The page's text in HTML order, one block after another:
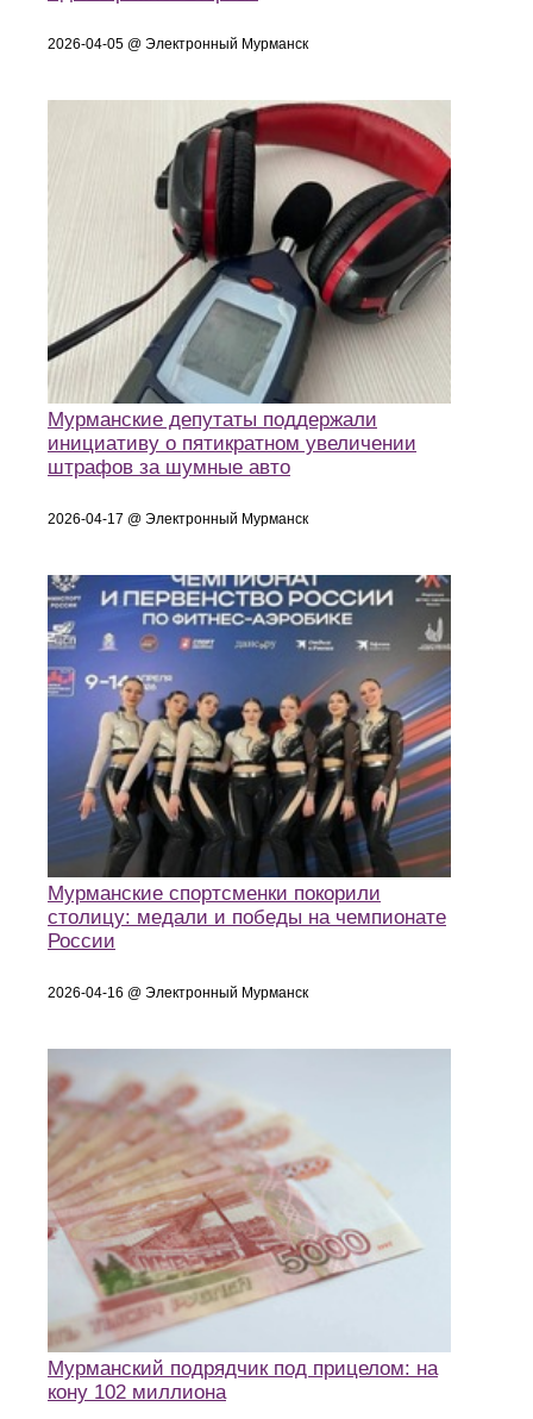
2026-04-05 @ Электронный Мурманск
Мурманские депутаты поддержали
инициативу о пятикратном увеличении
штрафов за шумные авто
2026-04-17 @ Электронный Мурманск
Мурманские спортсменки покорили
столицу: медали и победы на чемпионате
России
2026-04-16 @ Электронный Мурманск
Мурманский подрядчик под прицелом: на
кону 102 миллиона